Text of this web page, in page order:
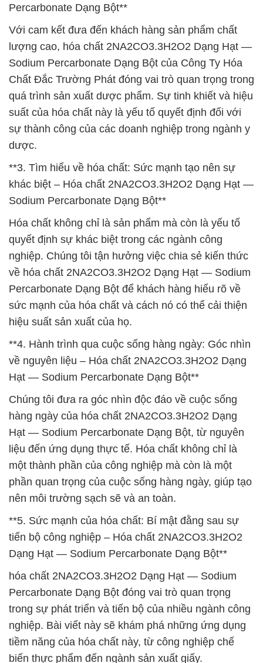
Percarbonate Dạng Bột**
Với cam kết đưa đến khách hàng sản phẩm chất
lượng cao, hóa chất 2NA2CO3.3H2O2 Dạng Hạt —
Sodium Percarbonate Dạng Bột của Công Ty Hóa
Chất Đắc Trường Phát đóng vai trò quan trọng trong
quá trình sản xuất dược phẩm. Sự tinh khiết và hiệu
suất của hóa chất này là yếu tố quyết định đối với
sự thành công của các doanh nghiệp trong ngành y
dược.
**3. Tìm hiểu về hóa chất: Sức mạnh tạo nên sự
khác biệt – Hóa chất 2NA2CO3.3H2O2 Dạng Hạt —
Sodium Percarbonate Dạng Bột**
Hóa chất không chỉ là sản phẩm mà còn là yếu tố
quyết định sự khác biệt trong các ngành công
nghiệp. Chúng tôi tận hưởng việc chia sẻ kiến thức
về hóa chất 2NA2CO3.3H2O2 Dạng Hạt — Sodium
Percarbonate Dạng Bột để khách hàng hiểu rõ về
sức mạnh của hóa chất và cách nó có thể cải thiện
hiệu suất sản xuất của họ.
**4. Hành trình qua cuộc sống hàng ngày: Góc nhìn
về nguyên liệu – Hóa chất 2NA2CO3.3H2O2 Dạng
Hạt — Sodium Percarbonate Dạng Bột**
Chúng tôi đưa ra góc nhìn độc đáo về cuộc sống
hàng ngày của hóa chất 2NA2CO3.3H2O2 Dạng
Hạt — Sodium Percarbonate Dạng Bột, từ nguyên
liệu đến ứng dụng thực tế. Hóa chất không chỉ là
một thành phần của công nghiệp mà còn là một
phần quan trọng của cuộc sống hàng ngày, giúp tạo
nên môi trường sạch sẽ và an toàn.
**5. Sức mạnh của hóa chất: Bí mật đằng sau sự
tiến bộ công nghiệp – Hóa chất 2NA2CO3.3H2O2
Dạng Hạt — Sodium Percarbonate Dạng Bột**
hóa chất 2NA2CO3.3H2O2 Dạng Hạt — Sodium
Percarbonate Dạng Bột đóng vai trò quan trọng
trong sự phát triển và tiến bộ của nhiều ngành công
nghiệp. Bài viết này sẽ khám phá những ứng dụng
tiềm năng của hóa chất này, từ công nghiệp chế
biến thực phẩm đến ngành sản xuất giấy.